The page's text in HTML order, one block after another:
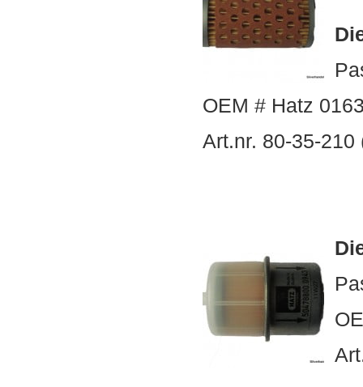
OEM # Hatz
Art.nr. 80-35-